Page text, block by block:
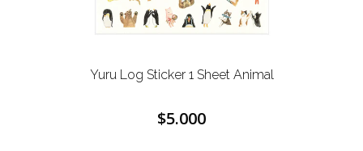
Yuru Log Sticker 1 Sheet Animal
$5.000